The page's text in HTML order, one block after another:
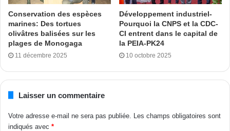
programme social pour les Ivoiriens. C’est pourquoi depuis
2012 à ce jour, il a relevé que la Cnps ne cesse de réaliser
des performances économiques et structurelles. « La
vision de la Cnps est de poursuivre son ambition d’être un
engagé Denis Charles Kouassi
Conservation des espèces
marines: Des tortues
olivâtres balisées sur les
plages de Monogaga
11 décembre 2025
Développement industriel-
Pourquoi la CNPS et la CDC-
CI entrent dans le capital de
la PEIA-PK24
10 octobre 2025
Laisser un commentaire
Votre adresse e-mail ne sera pas publiée.
Les champs obligatoires sont
indiqués avec *